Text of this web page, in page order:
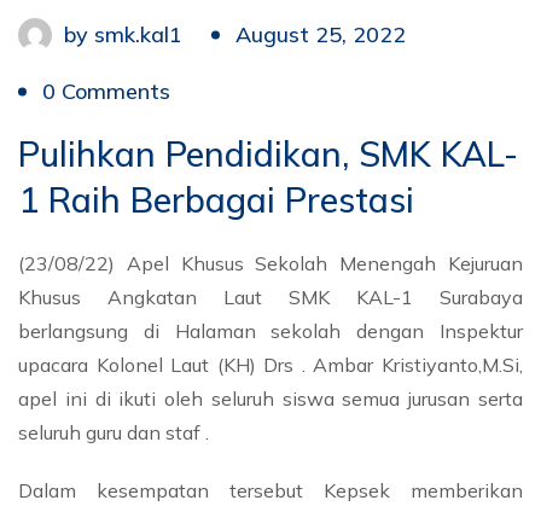
by smk.kal1 August 25, 2022
0 Comments
Pulihkan Pendidikan, SMK KAL-
1 Raih Berbagai Prestasi
(23/08/22) Apel Khusus Sekolah Menengah Kejuruan
Khusus Angkatan Laut SMK KAL-1 Surabaya
berlangsung di Halaman sekolah dengan Inspektur
upacara Kolonel Laut (KH) Drs . Ambar Kristiyanto,M.Si,
apel ini di ikuti oleh seluruh siswa semua jurusan serta
seluruh guru dan staf .
Dalam kesempatan tersebut Kepsek memberikan